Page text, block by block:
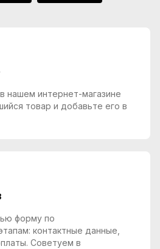
нашем интернет-магазине
товар и добавьте его в
форму по
контактные данные,
Советуем в